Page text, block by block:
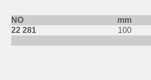
NO mm
22 281
100